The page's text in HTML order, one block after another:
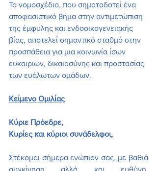
Το νομοσχέδιο, που σηματοδοτεί ένα
αποφασιστικό βήμα στην αντιμετώπιση
της έμφυλης και ενδοοικογενειακής
βίας, αποτελεί σημαντικό σταθμό στην
προσπάθεια για μια κοινωνία ίσων
ευκαιριών, δικαιοσύνης και προστασίας
των ευάλωτων ομάδων.
Κείμενο Ομιλίας
Κύριε Πρόεδρε,
Κυρίες και κύριοι συνάδελφοι,
Στέκομαι σήμερα ενώπιον σας, με βαθιά